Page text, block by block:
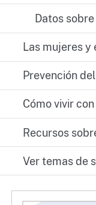
Datos
Las mujeres y
Prevención
Cómo vivir con
Recursos
Ver temas de